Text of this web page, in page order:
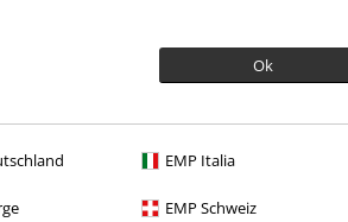
Ok
EMP Italia
EMP Schweiz
Metal-Kids - England